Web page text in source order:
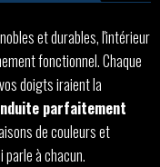
et durables, l'intérieur
fonctionnel. Chaque
doigts iraient la
parfaitement
de couleurs et
à chacun.